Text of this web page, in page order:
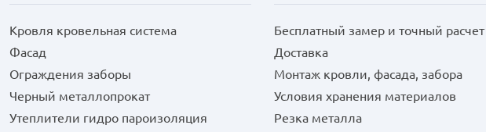
Кровля кровельная система
Фасад
Ограждения заборы
Черный металлопрокат
Утеплители гидро пароизоляция
Бесплатный замер и точный расчет
Доставка
Монтаж кровли, фасада, забора
Условия хранения материалов
Резка металла